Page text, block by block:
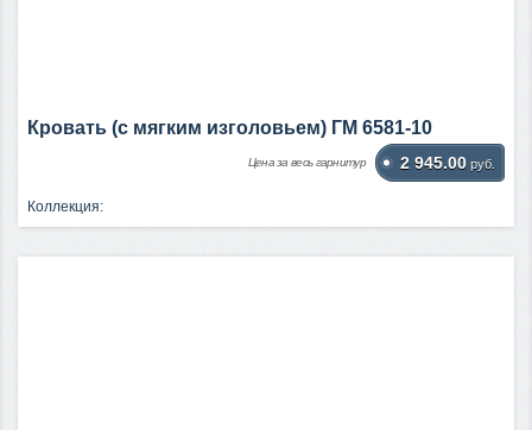
Кровать (с мягким изголовьем) ГМ 6581-10
Цена за весь гарнитур 2 945.00 руб.
Коллекция: